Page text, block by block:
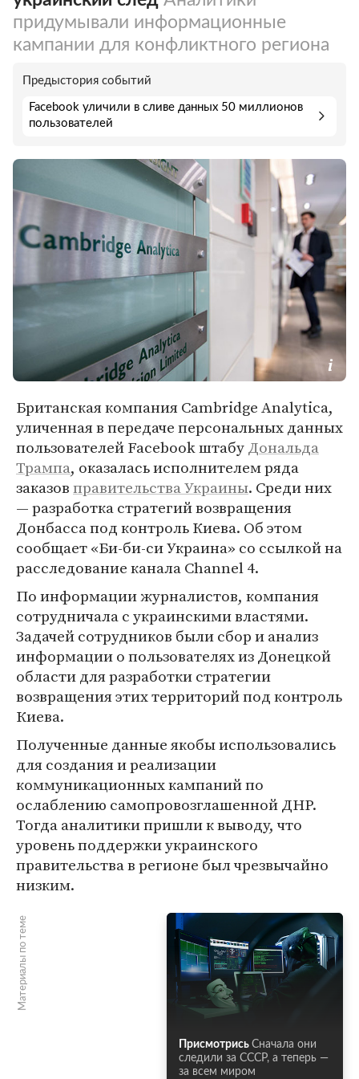
придумывали информационные
кампании для конфликтного региона
Предыстория событий
Facebook уличили в сливе данных 50 миллионов
пользователей
Британская компания Cambridge Analytica,
уличенная в передаче персональных данных
пользователей Facebook штабуДональда
Трампа, оказалась исполнителем ряда
заказовправительства Украины. Среди них
— разработка стратегий возвращения
Донбасса под контроль Киева. Об этом
сообщает «Би-би-си Украина» со ссылкой на
расследование канала Channel 4.
По информации журналистов, компания
сотрудничала с украинскими властями.
Задачей сотрудников были сбор и анализ
информации о пользователях из Донецкой
области для разработки стратегии
возвращения этих территорий под контроль
Киева.
Полученные данные якобы использовались
для создания и реализации
коммуникационных кампаний по
ослаблению самопровозглашенной ДНР.
Тогда аналитики пришли к выводу, что
уровень поддержки украинского
правительства в регионе был чрезвычайно
низким.
Материалы по теме
Присмотрись Сначала они
следили за СССР, а теперь —
за всем миром